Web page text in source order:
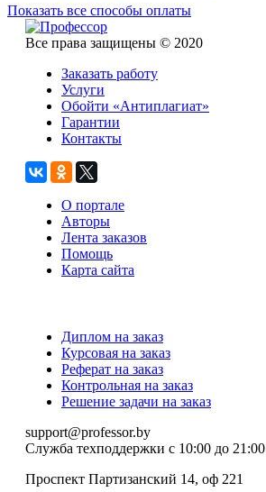
Показать все способы оплаты
Все права защищены © 2020
Заказать работу
Услуги
Обойти «Антиплагиат»
Гарантии
Контакты
О портале
Авторы
Лента заказов
Помощь
Карта сайта
Диплом на заказ
Курсовая на заказ
Реферат на заказ
Контрольная на заказ
Решение задачи на заказ
support@professor.by
Служба техподдержки с 10:00 до 21:00
Проспект Партизанский 14, оф 221